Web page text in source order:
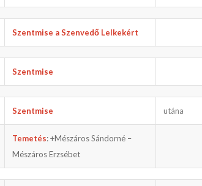
Szentmise a Szenvedő Lelkekért
Szentmise
Szentmise utána
Temetés: +Mészáros Sándorné –
Mészáros Erzsébet